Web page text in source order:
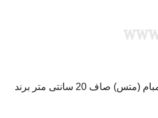
قیچی متزمبام (متس) صاف 20 سانتی متر برند